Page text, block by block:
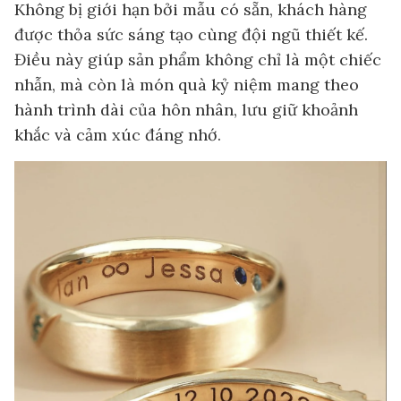
Không bị giới hạn bởi mẫu có sẵn, khách hàng
được thỏa sức sáng tạo cùng đội ngũ thiết kế.
Điều này giúp sản phẩm không chỉ là một chiếc
nhẫn, mà còn là món quà kỷ niệm mang theo
hành trình dài của hôn nhân, lưu giữ khoảnh
khắc và cảm xúc đáng nhớ.